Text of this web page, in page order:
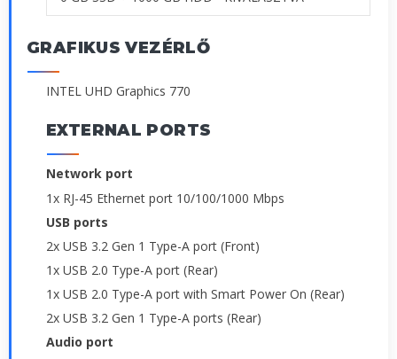
GRAFIKUS VEZÉRLŐ
INTEL UHD Graphics 770
EXTERNAL PORTS
Network port
1x RJ-45 Ethernet port 10/100/1000 Mbps
USB ports
2x USB 3.2 Gen 1 Type-A port (Front)
1x USB 2.0 Type-A port (Rear)
1x USB 2.0 Type-A port with Smart Power On (Rear)
2x USB 3.2 Gen 1 Type-A ports (Rear)
Audio port